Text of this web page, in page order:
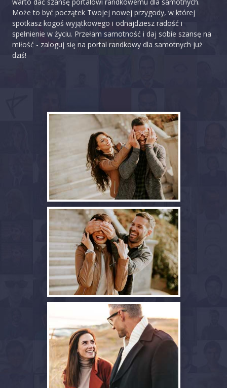
Może to być początek Twojej nowej przygody, w której
spotkasz kogoś wyjątkowego i odnajdziesz radość i
spełnienie w życiu. Przełam samotność i daj sobie szansę na
miłość - zaloguj się na portal randkowy dla samotnych już
dziś!